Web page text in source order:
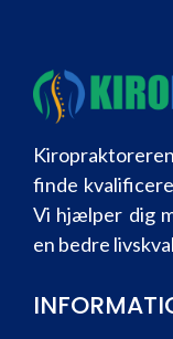
finde
Vi hjælper dig
en bedre